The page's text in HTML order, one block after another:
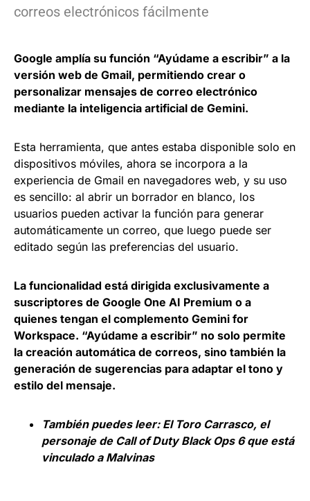
correos electrónicos fácilmente
Google amplía su función “Ayúdame a escribir” a la
versión web de Gmail, permitiendo crear o
personalizar mensajes de correo electrónico
mediante la inteligencia artificial de Gemini.
Esta herramienta, que antes estaba disponible solo en
dispositivos móviles, ahora se incorpora a la
experiencia de Gmail en navegadores web, y su uso
es sencillo: al abrir un borrador en blanco, los
usuarios pueden activar la función para generar
automáticamente un correo, que luego puede ser
editado según las preferencias del usuario.
La funcionalidad está dirigida exclusivamente a
suscriptores de Google One AI Premium o a
quienes tengan el complemento Gemini for
Workspace. “Ayúdame a escribir” no solo permite
la creación automática de correos, sino también la
generación de sugerencias para adaptar el tono y
estilo del mensaje.
También puedes leer: El Toro Carrasco, el
personaje de Call of Duty Black Ops 6 que está
vinculado a Malvinas